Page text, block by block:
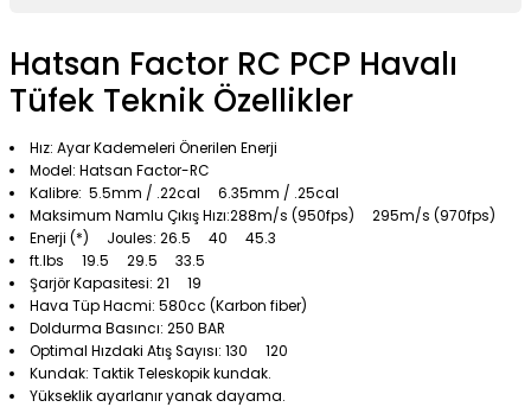
Hatsan Factor RC PCP Havalı
Tüfek Teknik Özellikler
Hız: Ayar Kademeleri Önerilen Enerji
Model: Hatsan Factor-RC
Kalibre: 5.5mm / .22cal 6.35mm / .25cal
Maksimum Namlu Çıkış Hızı:288m/s (950fps) 295m/s (970fps)
Enerji (*) Joules: 26.5 40 45.3
ft.lbs 19.5 29.5 33.5
Şarjör Kapasitesi: 21 19
Hava Tüp Hacmi: 580cc (Karbon fiber)
Doldurma Basıncı: 250 BAR
Optimal Hızdaki Atış Sayısı: 130 120
Kundak: Taktik Teleskopik kundak.
Yükseklik ayarlanır yanak dayama.